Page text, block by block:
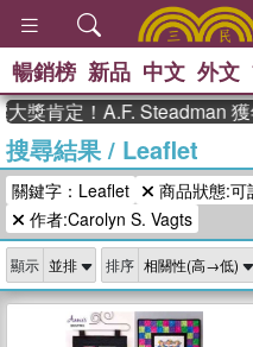
父
推
孩
暢銷榜 新品 中文 外文
獎肯定！A.F. Steadman
搜尋結果/ Leaflet
關鍵字：Leaflet
商品狀態:可
作者:Carolyn S. Vagts
顯示 排序